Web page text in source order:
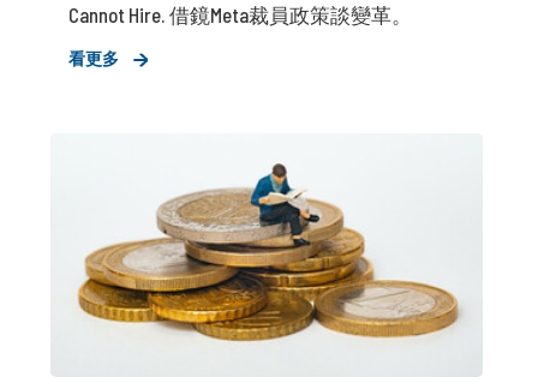
Cannot Hire. 借鏡Meta裁員政策談變革。
看更多